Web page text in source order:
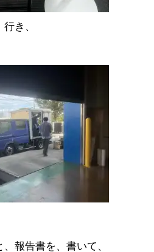
き、
報告書を、書いて、